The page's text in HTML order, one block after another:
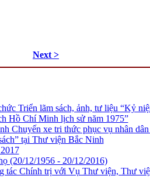
Next >
Triển lãm sách, ảnh, tư liệu “Kỷ
Hồ Chí Minh lịch sử năm 1975”
Chuyến xe tri thức phục vụ nhân
tại Thư viện Bắc Ninh
(20/12/1956 - 20/12/2016)
tác Chính trị với Vụ Thư viện, Thư